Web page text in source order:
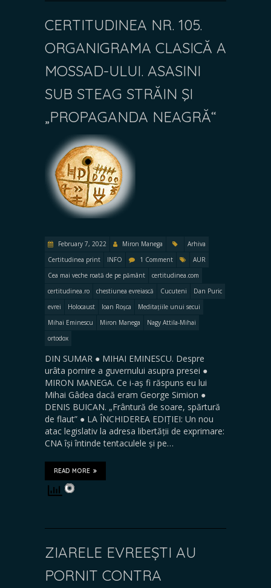
CERTITUDINEA NR. 105.
ORGANIGRAMA CLASICĂ A
MOSSAD-ULUI. ASASINI
SUB STEAG STRĂIN ŞI
„PROPAGANDA NEAGRĂ“
February 7, 2022 Miron Manega
Arhiva
Certitudinea print
INFO 1 Comment
AUR
Cea mai veche roată de pe pământ
certitudinea.com
certitudinea.ro
chestiunea evreiască Cucuteni
Dan Puric
evrei
Holocaust Ioan Roșca
Meditațiile unui secui
Mihai Eminescu
Miron Manega
Nagy Attila-Mihai
ortodox
DIN SUMAR ● MIHAI EMINESCU. Despre
urâta pornire a guvernului asupra presei ●
MIRON MANEGA. Ce i-aș fi răspuns eu lui
Mihai Gâdea dacă eram George Simion ●
DENIS BUICAN. „Frântură de soare, spărtură
de flaut” ● LA ÎNCHIDEREA EDIȚIEI: Un nou
atac legislativ la adresa libertății de exprimare:
CNA își întinde tentaculele și pe…
READ MORE
ZIARELE EVREEȘTI AU
PORNIT CONTRA